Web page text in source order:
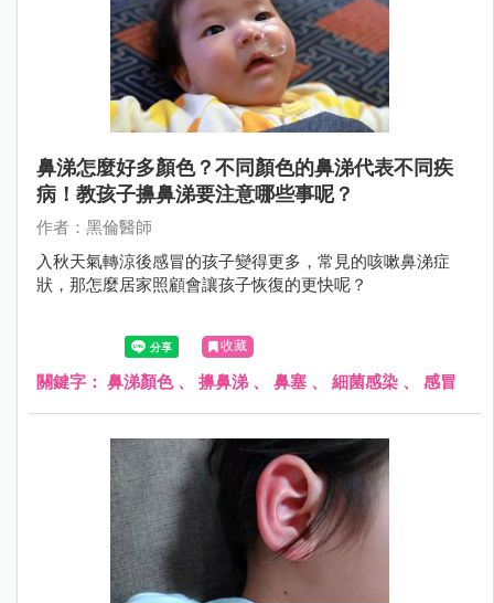
鼻涕怎麼好多顏色？不同顏色的鼻涕代表不同疾
病！教孩子擤鼻涕要注意哪些事呢？
作者：黑倫醫師
入秋天氣轉涼後感冒的孩子變得更多，常見的咳嗽鼻涕症
狀，那怎麼居家照顧會讓孩子恢復的更快呢？
收藏
關鍵字： 鼻涕顏色、 擤鼻涕 、 鼻塞 、 細菌感染 、 感冒